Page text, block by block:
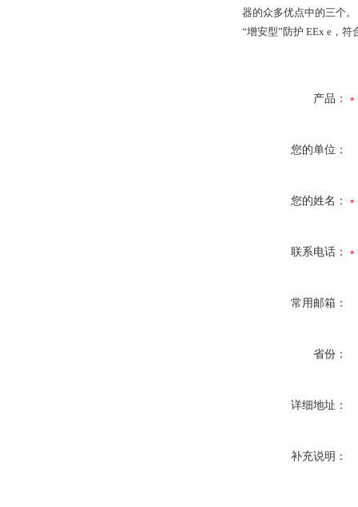
器的众多优点中的三个。
“增安型”防护 EEx e，符
产品：
您的单位：
您的姓名：
联系电话：
常用邮箱：
省份：
详细地址：
补充说明：